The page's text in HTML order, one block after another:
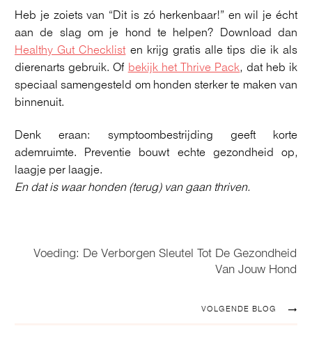
Heb je zoiets van “Dit is zó herkenbaar!” en wil je écht
aan de slag om je hond te helpen? Download dan
Healthy Gut Checklist en krijg gratis alle tips die ik als
dierenarts gebruik. Of bekijk het Thrive Pack, dat heb ik
speciaal samengesteld om honden sterker te maken van
binnenuit.
Denk eraan: symptoombestrijding geeft korte
ademruimte. Preventie bouwt echte gezondheid op,
laagje per laagje.
En dat is waar honden (terug) van gaan thriven.
Voeding: De Verborgen Sleutel Tot De Gezondheid
Van Jouw Hond
VOLGENDE BLOG